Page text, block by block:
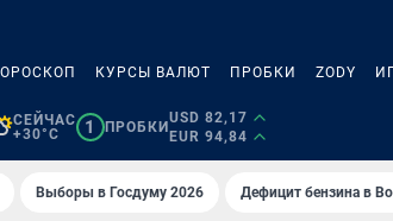
КУРСЫ ВАЛЮТ ПРОБКИ ZODY
СЕЙЧАС
+30°C
1 ПРОБКИ
USD 82,17
EUR 94,84
Выборы в Госдуму 2026 Дефицит бензина в